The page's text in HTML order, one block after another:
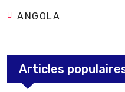
ANGOLA
Articles